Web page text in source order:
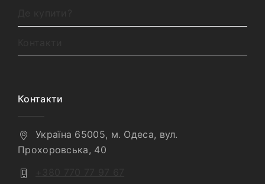
Контакти
Україна 65005, м. Одеса, вул.
Прохоровська, 40